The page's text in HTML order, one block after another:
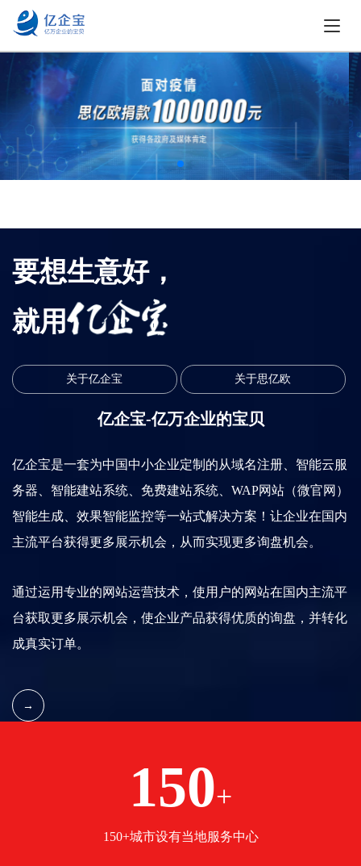
要想生意好，
就用
关于亿企宝 关于思亿欧
亿企宝-亿万企业的宝贝
亿企宝是一套为中国中小企业定制的从域名注册、智能云服
务器、智能建站系统、免费建站系统、WAP网站（微官网）
智能生成、效果智能监控等一站式解决方案！让企业在国内
主流平台获得更多展示机会，从而实现更多询盘机会。
通过运用专业的网站运营技术，使用户的网站在国内主流平
台获取更多展示机会，使企业产品获得优质的询盘，并转化
成真实订单。
→
150+
150+城市设有当地服务中心